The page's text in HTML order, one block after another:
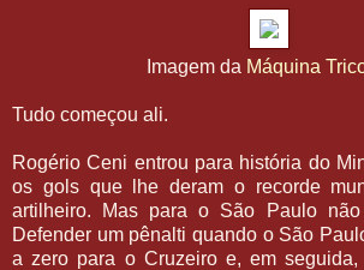
Imagem da Máquina
Tudo começou ali.
Rogério Ceni entrou para história do
os gols que lhe deram o recorde
artilheiro. Mas para o São Paulo
Defender um pênalti quando o São
a zero para o Cruzeiro e, em